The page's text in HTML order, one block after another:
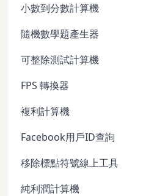
小數到分數計算機
隨機數學題產生器
可整除測試計算機
FPS 轉換器
複利計算機
Facebook用戶ID查詢
移除標點符號線上工具
純利潤計算機